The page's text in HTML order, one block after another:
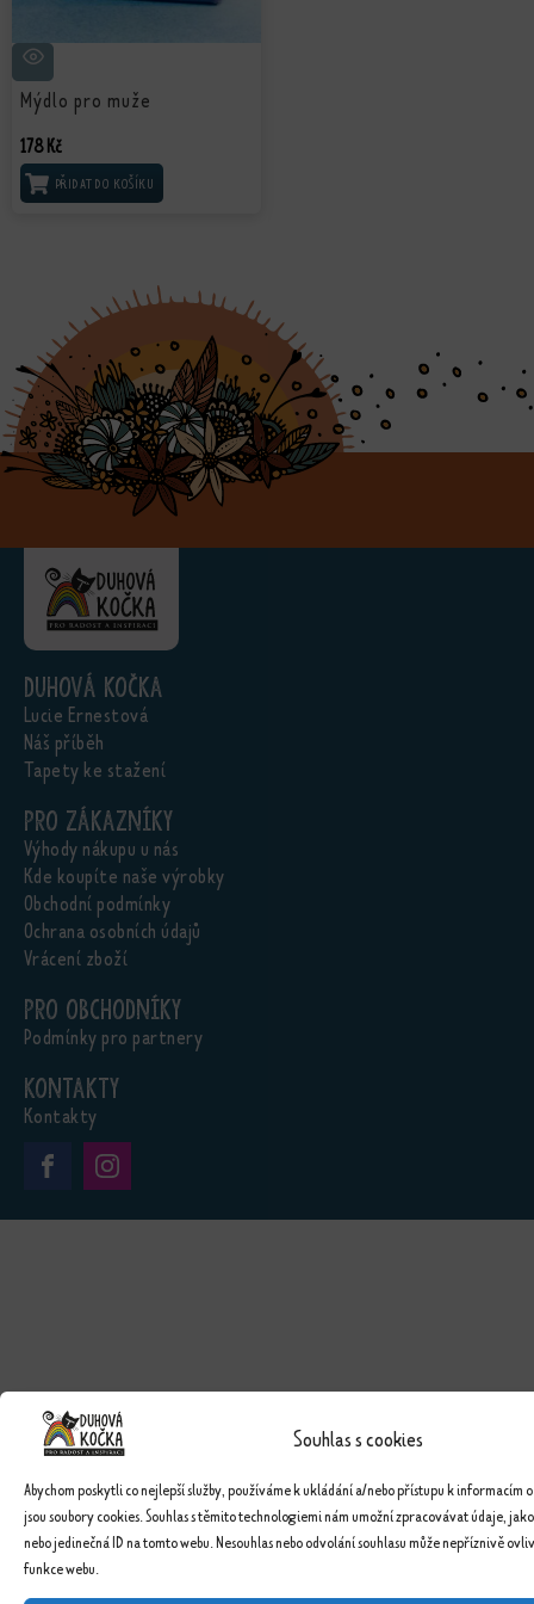
Souhlas s cookies
Abychom poskytli co nejlepší služby, používáme k ukládání a/nebo přístupu k informacím
jsou soubory cookies. Souhlas s těmito technologiemi nám umožní zpracovávat údaje,
nebo jedinečná ID na tomto webu. Nesouhlas nebo odvolání souhlasu může nepříznivě
funkce webu.
Mýdlo pro muže
178Kč
PŘIDAT DO KOŠÍKU
Duhová kočka
Lucie Ernestová
Náš příběh
Tapety ke stažení
Pro zákazníky
Výhody nákupu u nás
Kde koupíte naše výrobky
Obchodní podmínky
Ochrana osobních údajů
Vrácení zboží
Pro obchodníky
Podmínky pro partnery
Kontakty
Kontakty